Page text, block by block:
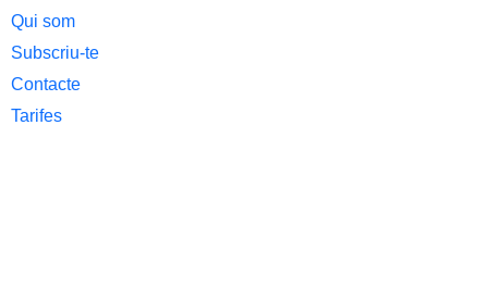
Qui som
Subscriu-te
Contacte
Tarifes